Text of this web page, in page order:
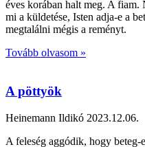
éves korában halt meg. A
mi a küldetése, Isten adja-e a
megtalálni mégis a reményt.
Tovább olvasom »
A pöttyök
Heinemann Ildikó 2023.12.06.
A feleség aggódik, hogy beteg-